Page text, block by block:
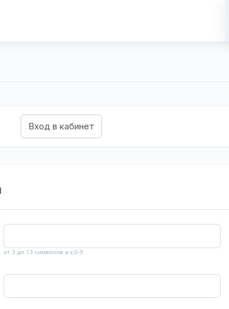
от 3 до 13 символов a-z,0-9